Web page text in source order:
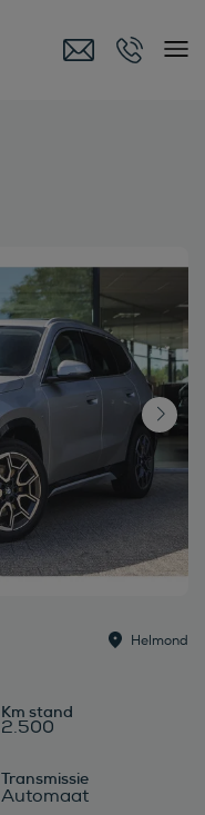
Helmond
2.500
Transmissie
Automaat